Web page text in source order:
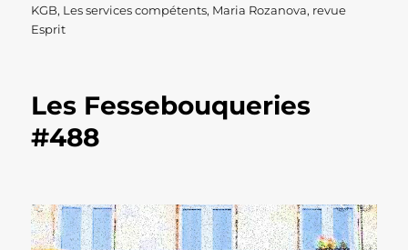
le
KGB, Les services compétents, Maria Rozanova, revue
Esprit
Les Fessebouqueries
#488